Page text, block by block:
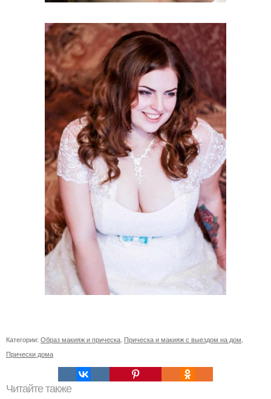
Категории: Образ макияж и прическа Прическа и макияж с выездом на дом
Прически дома
Читайте также